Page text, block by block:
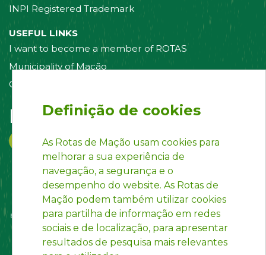
INPI Registered Trademark
USEFUL LINKS
I want to become a member of ROTAS
Municipality of Mação
Contact us
Follow us on:
Definição de cookies
As Rotas de Mação usam cookies para
melhorar a sua experiência de
navegação, a segurança e o
desempenho do website. As Rotas de
Mação podem também utilizar cookies
para partilha de informação em redes
sociais e de localização, para apresentar
resultados de pesquisa mais relevantes